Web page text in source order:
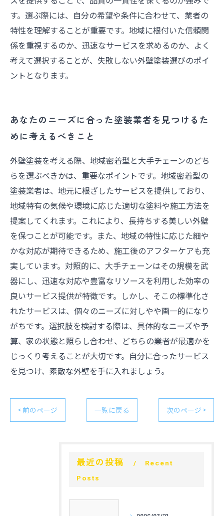
す。選ぶ際には、自分の希望や条件に合わせて、業者の
特性を理解することが重要です。地域に根付いた信頼関
係を重視するのか、迅速なサービスを求めるのか、よく
考えて選択することが、失敗しない外壁塗装選びのポイ
ントとなります。
あなたのニーズに合った塗装業者を見つけるた
めに考えるべきこと
外壁塗装を考える際、地域密着型と大手チェーンのどち
らを選ぶべきかは、重要なポイントです。地域密着型の
塗装業者は、地元に根ざしたサービスを提供しており、
地域特有の気候や環境に応じた適切な塗料や施工方法を
提案してくれます。これにより、長持ちする美しい外壁
を保つことが可能です。また、地域の特性に応じた細や
かな対応が期待できるため、施工後のアフターケアも充
実しています。対照的に、大手チェーンはその規模を武
器にし、迅速な対応や豊富なリソースを利用した効率の
良いサービス提供が特徴です。しかし、そこの標準化さ
れたサービスは、個々のニーズに対しやや画一的になり
がちです。選択肢を検討する際は、具体的なニーズや予
算、家の状態と照らし合わせ、どちらの業者が最適かを
じっくり考えることが大切です。自分に合ったサービス
を見つけ、素敵な外壁を手に入れましょう。
< 前のページ 一覧に戻る 次のページ >
最近の投稿
Recent
Posts